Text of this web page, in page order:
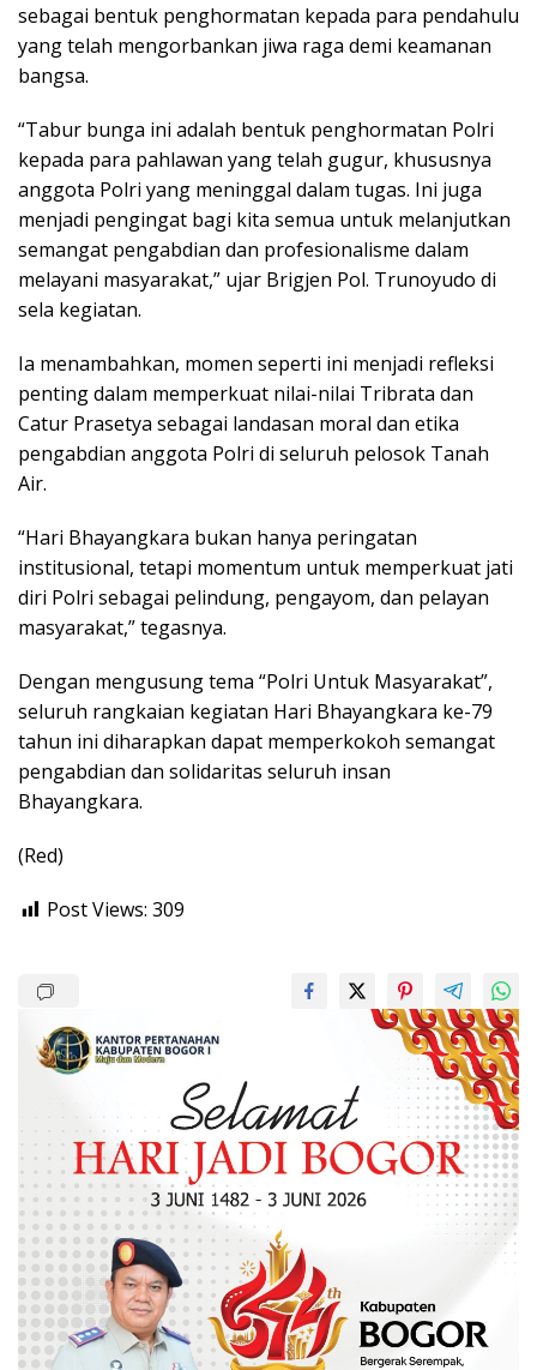
sebagai bentuk penghormatan kepada para pendahulu
yang telah mengorbankan jiwa raga demi keamanan
bangsa.
“Tabur bunga ini adalah bentuk penghormatan Polri
kepada para pahlawan yang telah gugur, khususnya
anggota Polri yang meninggal dalam tugas. Ini juga
menjadi pengingat bagi kita semua untuk melanjutkan
semangat pengabdian dan profesionalisme dalam
melayani masyarakat,” ujar Brigjen Pol. Trunoyudo di
sela kegiatan.
Ia menambahkan, momen seperti ini menjadi refleksi
penting dalam memperkuat nilai-nilai Tribrata dan
Catur Prasetya sebagai landasan moral dan etika
pengabdian anggota Polri di seluruh pelosok Tanah
Air.
“Hari Bhayangkara bukan hanya peringatan
institusional, tetapi momentum untuk memperkuat jati
diri Polri sebagai pelindung, pengayom, dan pelayan
masyarakat,” tegasnya.
Dengan mengusung tema “Polri Untuk Masyarakat”,
seluruh rangkaian kegiatan Hari Bhayangkara ke-79
tahun ini diharapkan dapat memperkokoh semangat
pengabdian dan solidaritas seluruh insan
Bhayangkara.
(Red)
Post Views: 309